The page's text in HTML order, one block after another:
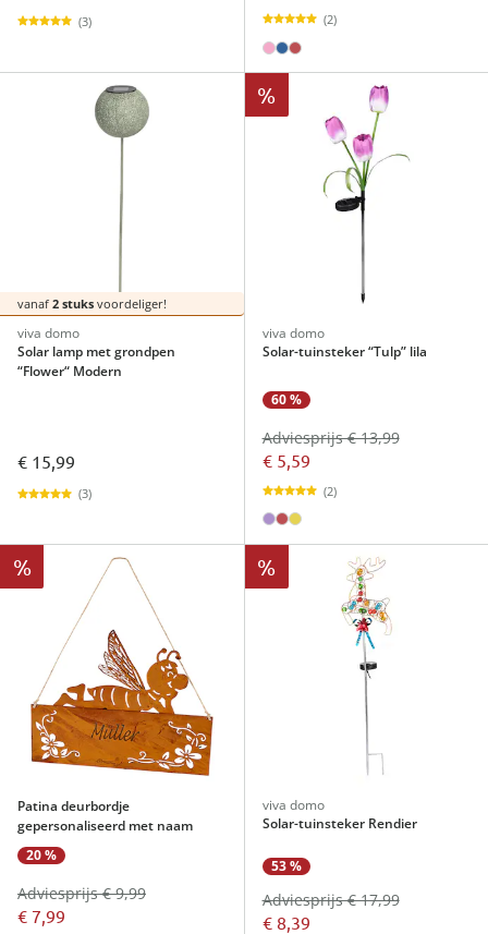
(3) (2)
vanaf 2 stuks voordeliger!
viva domo
Solar lamp met grondpen
“Flower“ Modern
€ 15,99
(3)
%
viva domo
Solar-tuinsteker “Tulp” lila
60 %
€ 5,59
Adviesprijs € 13,99
(2)
%
Patina deurbordje
gepersonaliseerd met naam
20 %
€ 7,99
Adviesprijs € 9,99
%
viva domo
Solar-tuinsteker Rendier
53 %
€ 8,39
Adviesprijs € 17,99